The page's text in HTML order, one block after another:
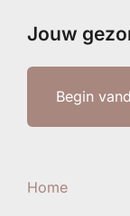
Jouw
Begin
Home